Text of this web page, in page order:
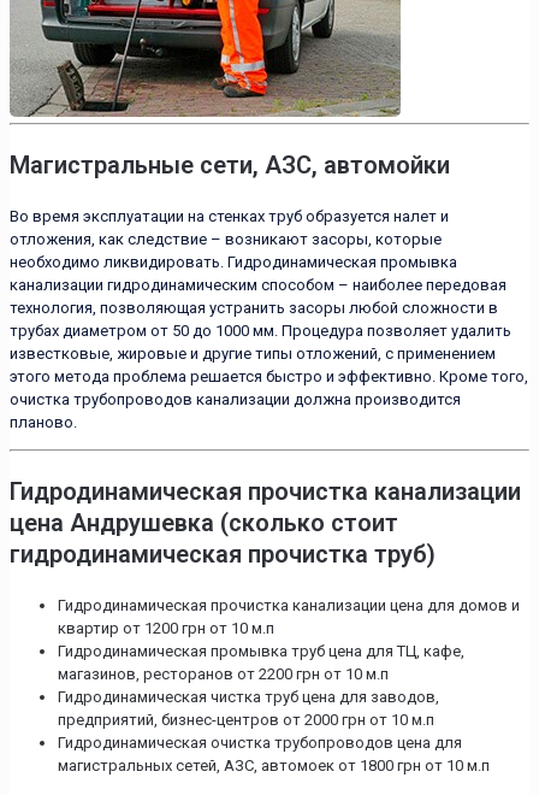
Магистральные сети, АЗС, автомойки
Во время эксплуатации на стенках труб образуется налет и
отложения, как следствие – возникают засоры, которые
необходимо ликвидировать. Гидродинамическая промывка
канализации гидродинамическим способом – наиболее передовая
технология, позволяющая устранить засоры любой сложности в
трубах диаметром от 50 до 1000 мм. Процедура позволяет удалить
известковые, жировые и другие типы отложений, с применением
этого метода проблема решается быстро и эффективно. Кроме того,
очистка трубопроводов канализации должна производится
планово.
Гидродинамическая прочистка канализации
цена Андрушевка (сколько стоит
гидродинамическая прочистка труб)
Гидродинамическая прочистка канализации цена для домов и
квартир от 1200 грн от 10 м.п
Гидродинамическая промывка труб цена для ТЦ, кафе,
магазинов, ресторанов от 2200 грн от 10 м.п
Гидродинамическая чистка труб цена для заводов,
предприятий, бизнес-центров от 2000 грн от 10 м.п
Гидродинамическая очистка трубопроводов цена для
магистральных сетей, АЗС, автомоек от 1800 грн от 10 м.п